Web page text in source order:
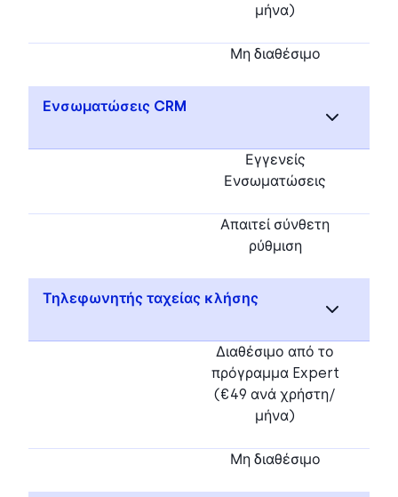
μήνα)
Μη διαθέσιμο
Ενσωματώσεις CRM
Εγγενείς
Ενσωματώσεις
Απαιτεί σύνθετη
ρύθμιση
Τηλεφωνητής ταχείας κλήσης
Διαθέσιμο από το
πρόγραμμα Expert
(€49 ανά χρήστη/
μήνα)
Μη διαθέσιμο